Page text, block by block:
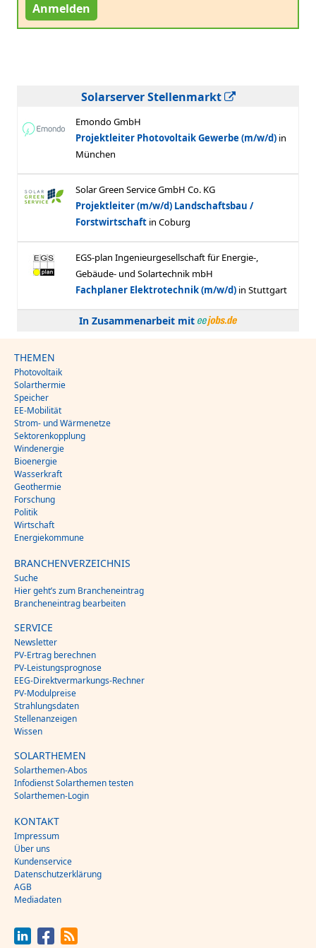
Anmelden
Solarserver Stellenmarkt
In Zusammenarbeit mit
THEMEN
Photovoltaik
Solarthermie
Speicher
EE-Mobilität
Strom- und Wärmenetze
Sektorenkopplung
Windenergie
Bioenergie
Wasserkraft
Geothermie
Forschung
Politik
Wirtschaft
Energiekommune
BRANCHENVERZEICHNIS
Suche
Hier geht’s zum Brancheneintrag
Brancheneintrag bearbeiten
SERVICE
Newsletter
PV-Ertrag berechnen
PV-Leistungsprognose
EEG-Direktvermarkungs-Rechner
PV-Modulpreise
Strahlungsdaten
Stellenanzeigen
Wissen
SOLARTHEMEN
Solarthemen-Abos
Infodienst Solarthemen testen
Solarthemen-Login
KONTAKT
Impressum
Über uns
Kundenservice
Datenschutzerklärung
AGB
Mediadaten